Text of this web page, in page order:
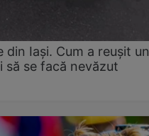
Iași. Cum a reușit un
să se facă nevăzut